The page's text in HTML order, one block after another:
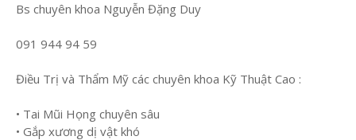
Bs chuyên khoa Nguyễn Đặng Duy
091 944 94 59
Điều Trị và Thẩm Mỹ các chuyên khoa Kỹ Thuật Cao :
• Tai Mũi Họng chuyên sâu
• Gắp xương dị vật khó